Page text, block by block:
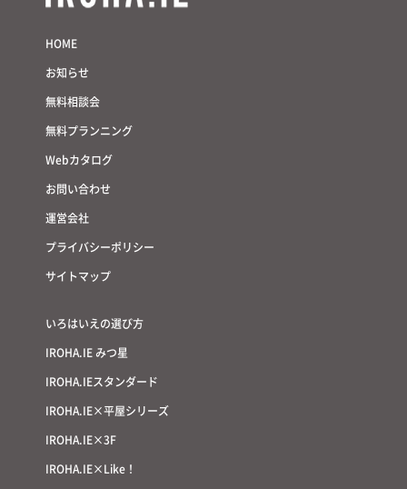
HOME
お知らせ
無料相談会
無料プランニング
Webカタログ
お問い合わせ
運営会社
プライバシーポリシー
サイトマップ
いろはいえの選び方
IROHA.IE みつ星
IROHA.IEスタンダード
IROHA.IE×平屋シリーズ
IROHA.IE×3F
IROHA.IE×Like！